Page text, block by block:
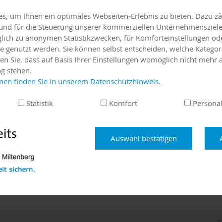
um Ihnen ein optimales Webseiten-Erlebnis zu bieten. Dazu
für die Steuerung unserer kommerziellen
zu anonymen Statistikzwecken, für Komforteinstellungen
genutzt werden. Sie können selbst entscheiden, welche
Sie, dass auf Basis Ihrer Einstellungen womöglich nicht mehr
stehen.
finden Sie in unserem Datenschutzhinweis.
Statistik Komfort
Auswahl bestätigen
Karriere Praxis-/Stellenbörse
2026 eröffnet im Zentrum von Mömlingen ein neues,
– ein bedeutender Meilenstein für die hausärztliche
wir eine engagierte Fachärztin oder einen engagierten Facharzt
Medizin, die/der gemeinsam mit uns den Aufbau dieses
möchte.